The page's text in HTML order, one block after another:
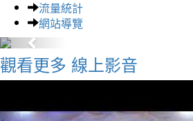
流量統計
網站導覽
觀看更多 線上影音